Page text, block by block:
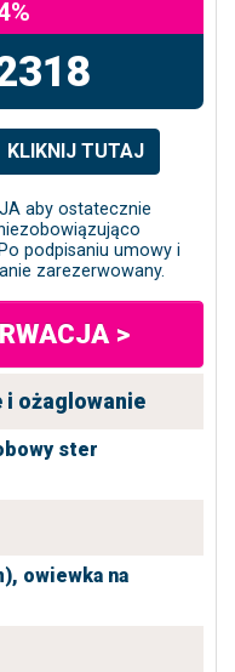
KLIKNIJ TUTAJ
aby ostatecznie
podpisaniu umowy i
zarezerwowany.
>
i ożaglowanie
ster
owiewka na